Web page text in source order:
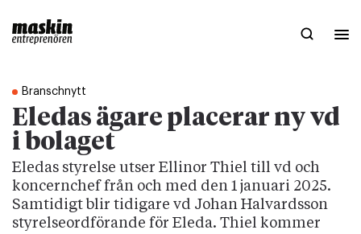
Branschnytt
Eledas ägare placerar ny vd
i bolaget
Eledas styrelse utser Ellinor Thiel till vd och
koncernchef från och med den 1 januari 2025.
Samtidigt blir tidigare vd Johan Halvardsson
styrelseordförande för Eleda. Thiel kommer